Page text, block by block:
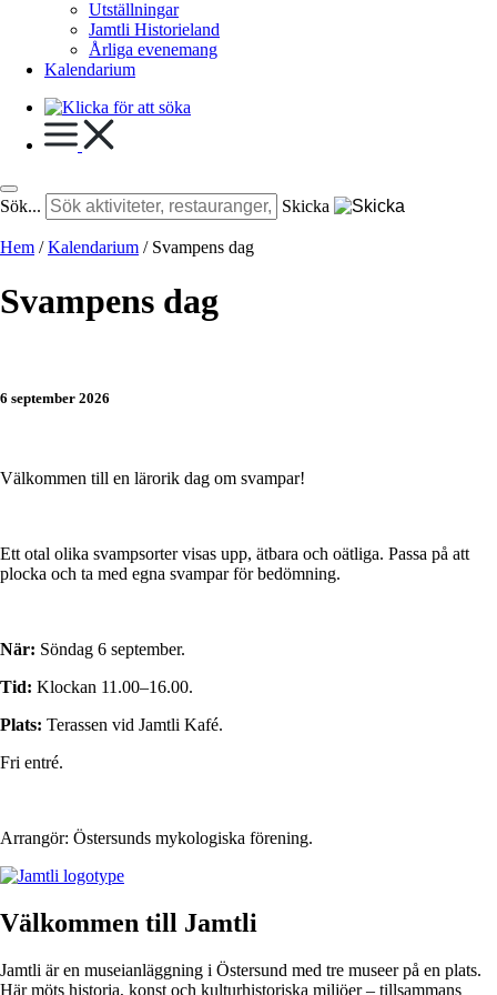
Utställningar
Jamtli Historieland
Årliga evenemang
Kalendarium
Sök... Skicka
Hem /Kalendarium / Svampens dag
Svampens dag
6 september 2026
Välkommen till en lärorik dag om svampar!
Ett otal olika svampsorter visas upp, ätbara och oätliga. Passa på att
plocka och ta med egna svampar för bedömning.
När: Söndag 6 september.
Tid: Klockan 11.00–16.00.
Plats: Terassen vid Jamtli Kafé.
Fri entré.
Arrangör: Östersunds mykologiska förening.
Välkommen till Jamtli
Jamtli är en museianläggning i Östersund med tre museer på en plats.
Här möts historia, konst och kulturhistoriska miljöer – tillsammans